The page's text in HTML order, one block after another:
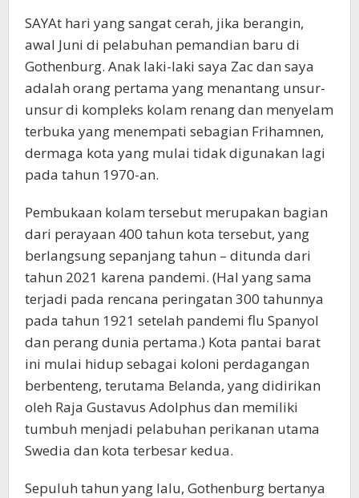
KoranPrioritas.com
SAYAt hari yang sangat cerah, jika berangin,
awal Juni di pelabuhan pemandian baru di
Gothenburg. Anak laki-laki saya Zac dan saya
adalah orang pertama yang menantang unsur-
unsur di kompleks kolam renang dan menyelam
terbuka yang menempati sebagian Frihamnen,
dermaga kota yang mulai tidak digunakan lagi
pada tahun 1970-an.
Pembukaan kolam tersebut merupakan bagian
dari perayaan 400 tahun kota tersebut, yang
berlangsung sepanjang tahun – ditunda dari
tahun 2021 karena pandemi. (Hal yang sama
terjadi pada rencana peringatan 300 tahunnya
pada tahun 1921 setelah pandemi flu Spanyol
dan perang dunia pertama.) Kota pantai barat
ini mulai hidup sebagai koloni perdagangan
berbenteng, terutama Belanda, yang didirikan
oleh Raja Gustavus Adolphus dan memiliki
tumbuh menjadi pelabuhan perikanan utama
Swedia dan kota terbesar kedua.
Sepuluh tahun yang lalu, Gothenburg bertanya